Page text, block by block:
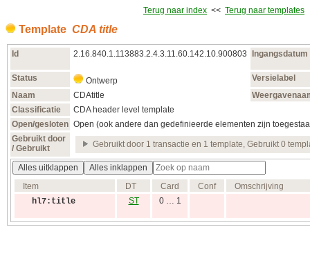
Terug naar index << Terug naar templates
Template CDA title
Id 2.16.840.1.113883.2.4.3.11.60.142.10.900803 Ingangsdatum
Status Ontwerp
Versielabel
Naam
CDAtitle
Classificatie
CDA header level template
Open/gesloten Open (ook andere dan gedefinieerde elementen zijn
Gebruikt door
/ Gebruikt
Gebruikt door 1 transactie en 1 template, Gebruikt 0
Alles uitklappen
Alles inklappen
Item
DT Card Conf
Omschrijving
hl7:title
ST 0 … 1